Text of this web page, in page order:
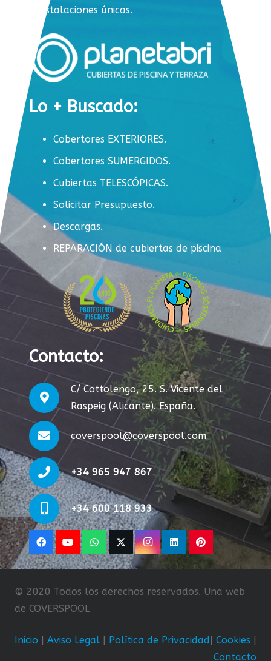
e instalaciones únicas.
Lo + Buscado:
Cobertores EXTERIORES.
Cobertores SUMERGIDOS.
Cubiertas TELESCÓPICAS.
Solicitar Presupuesto.
Descargas.
REPARACIÓN de cubiertas de piscina
Contacto:
C/ Cottolengo, 25. S. Vicente del
Raspeig (Alicante). España.
coverspool@coverspool.com
+34 965 947 867
+34 600 118 933
© 2020 Todos los derechos reservados. Una web
de COVERSPOOL
Inicio Aviso Legal Política de Privacidad Cookies
Contacto